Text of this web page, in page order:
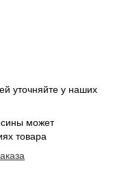
уточняйте у наших
может
товара